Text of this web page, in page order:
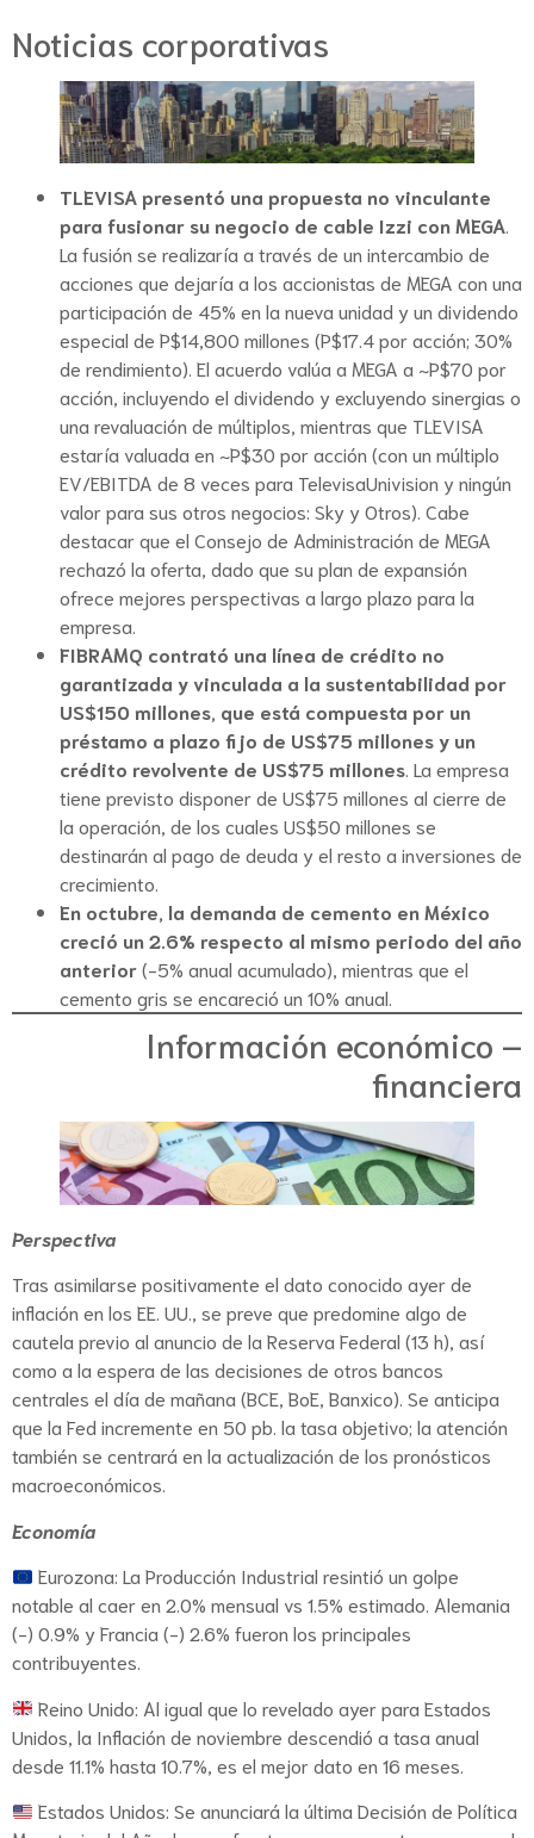
Noticias corporativas
TLEVISA presentó una propuesta no vinculante
para fusionar su negocio de cable Izzi con MEGA.
La fusión se realizaría a través de un intercambio de
acciones que dejaría a los accionistas de MEGA con una
participación de 45% en la nueva unidad y un dividendo
especial de P$14,800 millones (P$17.4 por acción; 30%
de rendimiento). El acuerdo valúa a MEGA a ~P$70 por
acción, incluyendo el dividendo y excluyendo sinergias o
una revaluación de múltiplos, mientras que TLEVISA
estaría valuada en ~P$30 por acción (con un múltiplo
EV/EBITDA de 8 veces para TelevisaUnivision y ningún
valor para sus otros negocios: Sky y Otros). Cabe
destacar que el Consejo de Administración de MEGA
rechazó la oferta, dado que su plan de expansión
ofrece mejores perspectivas a largo plazo para la
empresa.
FIBRAMQ contrató una línea de crédito no
garantizada y vinculada a la sustentabilidad por
US$150 millones, que está compuesta por un
préstamo a plazo fijo de US$75 millones y un
crédito revolvente de US$75 millones. La empresa
tiene previsto disponer de US$75 millones al cierre de
la operación, de los cuales US$50 millones se
destinarán al pago de deuda y el resto a inversiones de
crecimiento.
En octubre, la demanda de cemento en México
creció un 2.6% respecto al mismo periodo del año
anterior(-5% anual acumulado), mientras que el
cemento gris se encareció un 10% anual.
Información económico –
financiera
Perspectiva
Tras asimilarse positivamente el dato conocido ayer de
inflación en los EE. UU., se preve que predomine algo de
cautela previo al anuncio de la Reserva Federal (13 h), así
como a la espera de las decisiones de otros bancos
centrales el día de mañana (BCE, BoE, Banxico). Se anticipa
que la Fed incremente en 50 pb. la tasa objetivo; la atención
también se centrará en la actualización de los pronósticos
macroeconómicos.
Economía
Eurozona: La Producción Industrial resintió un golpe
notable al caer en 2.0% mensual vs 1.5% estimado. Alemania
(-) 0.9% y Francia (-) 2.6% fueron los principales
contribuyentes.
Reino Unido: Al igual que lo revelado ayer para Estados
Unidos, la Inflación de noviembre descendió a tasa anual
desde 11.1% hasta 10.7%, es el mejor dato en 16 meses.
Estados Unidos: Se anunciará la última Decisión de Política